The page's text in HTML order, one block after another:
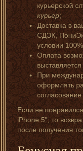
курьерской
курьер;
Доставка в
СДЭК,
условии
Оплата
При
оформлять
Если не
iPhone 5", то
после получения